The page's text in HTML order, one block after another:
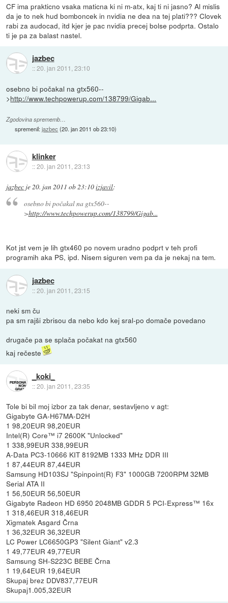
CF ima prakticno vsaka maticna ki ni m-atx, kaj ti ni jasno? Al mislis
da je to nek hud bomboncek in nvidia ne dea na tej plati??? Clovek
rabi za audocad, itd kjer je pac nvidia precej bolse podprta. Ostalo
ti je pa za balast nastel.
jazbec
::20. jan 2011, 23:10
osebno bi počakal na gtx560--
>http://www.techpowerup.com/138799/Gigab...
Zgodovina sprememb…
spremenil:jazbec (20. jan 2011 ob 23:10)
klinker
::20. jan 2011, 23:13
jazbec je20. jan 2011 ob 23:10izjavil:
osebno bi počakal na gtx560--
>http://www.techpowerup.com/138799/Gigab...
Kot jst vem je lih gtx460 po novem uradno podprt v teh profi
programih aka PS, ipd. Nisem siguren vem pa da je nekaj na tem.
jazbec
::20. jan 2011, 23:15
neki sm ču
pa sm rajši zbrisou da nebo kdo kej sral-po domače povedano
drugače pa se splača počakat na gtx560
kaj rečeste
_koki_
::20. jan 2011, 23:35
Tole bi bil moj izbor za tak denar, sestavljeno v agt:
Gigabyte GA-H67MA-D2H
1 98,20EUR 98,20EUR
Intel(R) Core™ i7 2600K "Unlocked"
1 338,99EUR 338,99EUR
A-Data PC3-10666 KIT 8192MB 1333 MHz DDR III
1 87,44EUR 87,44EUR
Samsung HD103SJ "Spinpoint(R) F3" 1000GB 7200RPM 32MB
Serial ATA II
1 56,50EUR 56,50EUR
Gigabyte Radeon HD 6950 2048MB GDDR 5 PCI-Express™ 16x
1 318,46EUR 318,46EUR
Xigmatek Asgard Črna
1 36,32EUR 36,32EUR
LC Power LC6650GP3 "Silent Giant" v2.3
1 49,77EUR 49,77EUR
Samsung SH-S223C BEBE Črna
1 19,64EUR 19,64EUR
Skupaj brez DDV837,77EUR
Skupaj1.005,32EUR